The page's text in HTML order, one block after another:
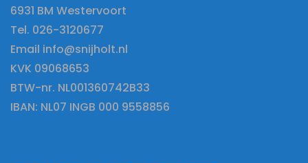
6931 BM Westervoort
Tel. 026-3120677
Email info@snijholt.nl
KVK 09068653
BTW-nr. NL001360742B33
IBAN: NL07 INGB 000 9558856